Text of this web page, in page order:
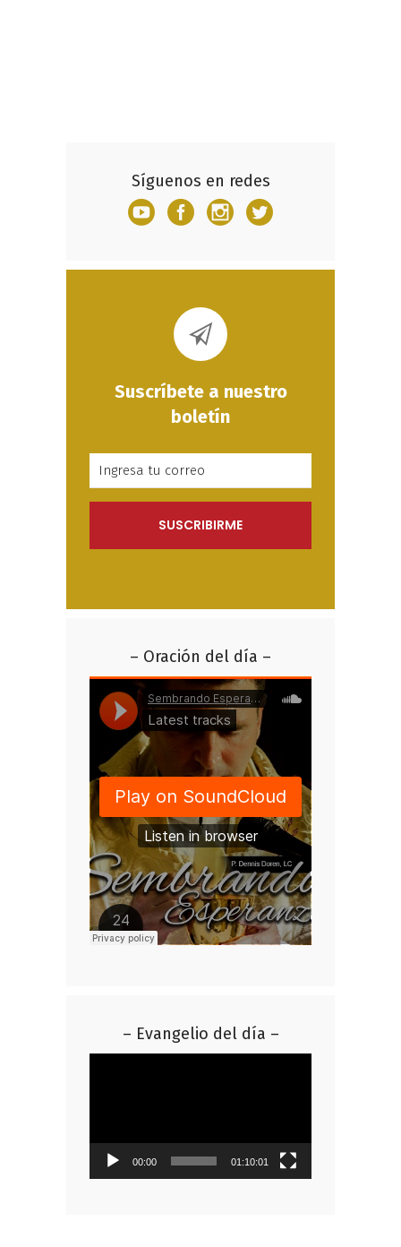
Síguenos en redes
Suscríbete a nuestro
boletín
– Oración del día –
– Evangelio del día –
00:00 01:10:01